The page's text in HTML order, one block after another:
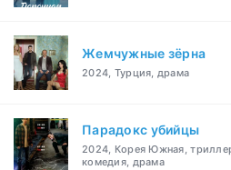
Жемчужные зёрна
2024, Турция, драма
Парадокс убийцы
2024, Корея Южная,
комедия, драма